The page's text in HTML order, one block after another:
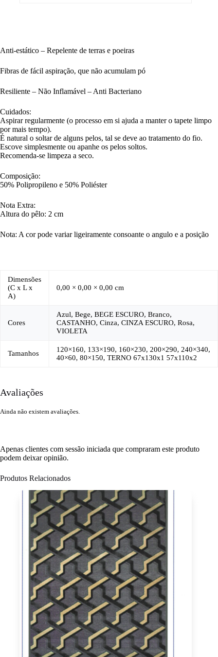
Anti-estático – Repelente de terras e poeiras
Fibras de fácil aspiração, que não acumulam pó
Resiliente – Não Inflamável – Anti Bacteriano
Cuidados:
Aspirar regularmente (o processo em si ajuda a manter o tapete limpo
por mais tempo).
É natural o soltar de alguns pelos, tal se deve ao tratamento do fio.
Escove simplesmente ou apanhe os pelos soltos.
Recomenda-se limpeza a seco.
Composição:
50% Polipropileno e 50% Poliéster
Nota Extra:
Altura do pêlo: 2 cm
Nota: A cor pode variar ligeiramente consoante o angulo e a posição
Dimensões
(C x L x
A)
0,00 × 0,00 × 0,00 cm
Cores
Azul, Bege, BEGE ESCURO, Branco,
CASTANHO, Cinza, CINZA ESCURO, Rosa,
VIOLETA
Tamanhos
120×160, 133×190, 160×230, 200×290, 240×340,
40×60, 80×150, TERNO 67x130x1 57x110x2
Avaliações
Ainda não existem avaliações.
Apenas clientes com sessão iniciada que compraram este produto
podem deixar opinião.
Produtos Relacionados